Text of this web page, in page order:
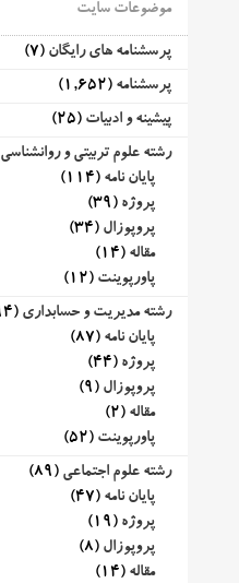
موضوعات سایت
پرسشنامه های رایگان (7)
پرسشنامه (1,652)
پیشینه و ادبیات (25)
رشته علوم تربیتی و روانشناسی
پایان نامه (114)
پروژه (39)
پروپوزال (34)
مقاله (14)
پاورپوینت (12)
رشته مدیریت و حسابداری (194)
پایان نامه (87)
پروژه (44)
پروپوزال (9)
مقاله (2)
پاورپوینت (52)
رشته علوم اجتماعی (89)
پایان نامه (47)
پروژه (19)
پروپوزال (8)
مقاله (14)